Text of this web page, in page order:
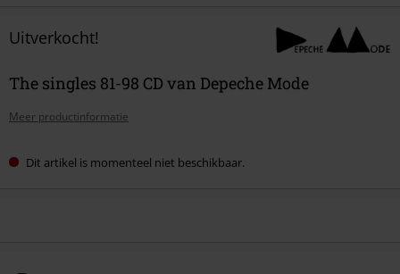
Uitverkocht!
The singles 81-98 CD van Depeche Mode
Meer productinformatie
Dit artikel is momenteel niet beschikbaar.